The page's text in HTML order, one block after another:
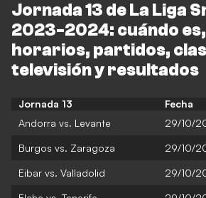
Jornada 13 de La Liga
2023-2024: cuándo
horarios, partidos,
televisión y resultados
Jornada 13 Fecha
Andorra vs. Levante
29/10/
Burgos vs. Zaragoza 29/10/
Eibar vs. Valladolid 29/10/